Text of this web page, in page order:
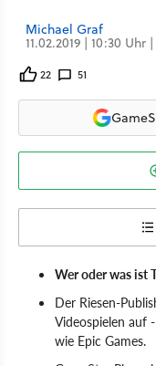
Michael Graf
11.02.2019 | 10:30
22 51
Wer oder was ist
Der Riesen-
Videospielen auf
wie Epic Games.